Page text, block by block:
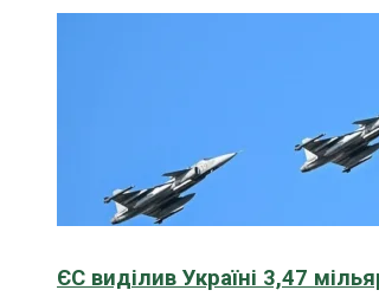
ЄС виділив Україні 3,47